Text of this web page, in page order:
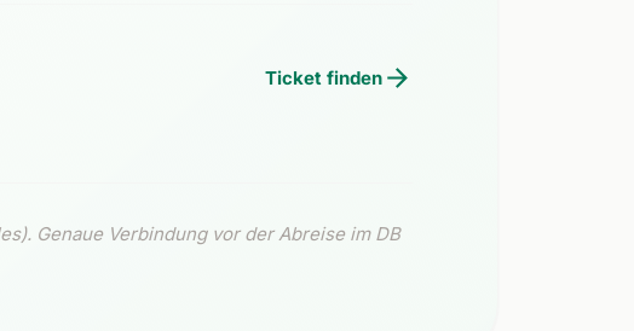
Ticket finden
Genaue Verbindung vor der Abreise im DB